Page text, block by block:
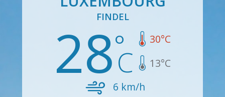
FINDEL
28 30°C
13°C
6 km/h